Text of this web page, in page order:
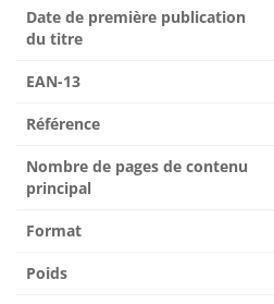
Date de première publication
du titre
EAN-13
Référence
Nombre de pages de contenu
principal
Format
Poids